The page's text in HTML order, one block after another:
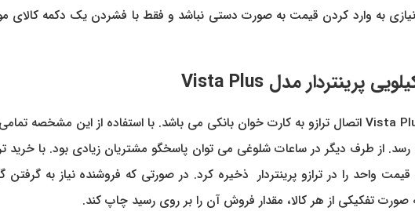
نیازی به وارد کردن قیمت به صورت دستی نباشد و فقط با فشردن یک دکمه
اتصال ترازو به کارت خوان بانکی می باشد. با استفاده از این مشخصه
طرف دیگر در ساعات شلوغی می توان پاسخگو مشتریان زیادی بود. با خرید ترازوی توزین
تفکیکی از هر کالا، مقدار فروش آن را بر روی رسید چاپ کند.